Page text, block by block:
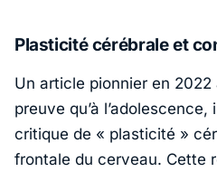
Plasticité cérébrale et
Un article pionnier en
preuve qu’à
critique de « plasticité »
frontale du cerveau. Cette